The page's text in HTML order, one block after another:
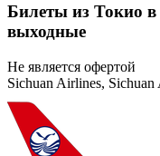
Билеты из Токио
выходные
Не является офертой
Sichuan Airlines, Sichuan